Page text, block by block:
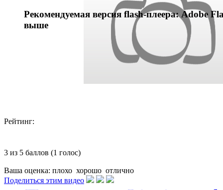
Рекомендуемая версия flash-плеера: Adobe
выше
Рейтинг:
3 из 5 баллов (1 голос)
Ваша оценка: плохо хорошо отлично
Поделиться этим видео